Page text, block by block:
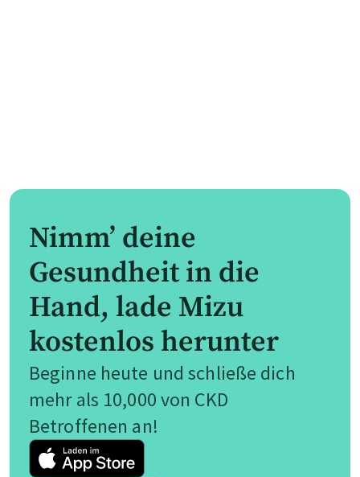
Nimm’ deine
Gesundheit in die
Hand, lade Mizu
kostenlos herunter
Beginne heute und schließe dich
mehr als 10,000 von CKD
Betroffenen an!